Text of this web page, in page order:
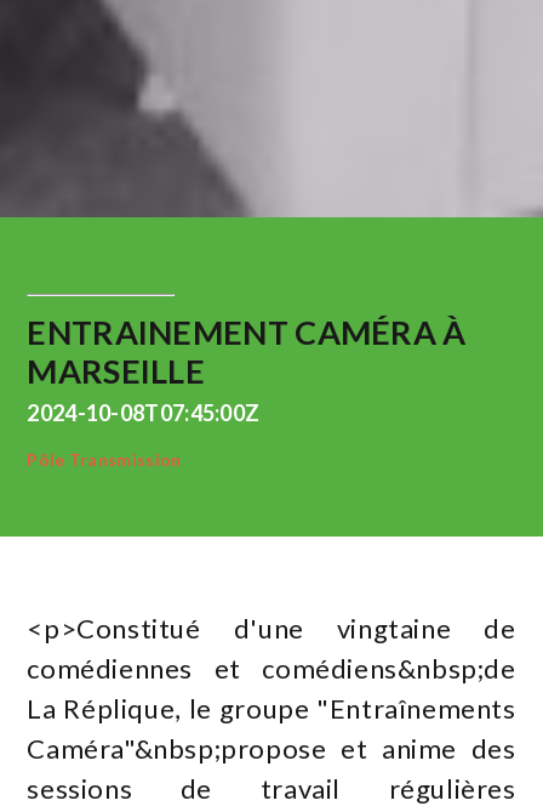
ENTRAINEMENT CAMÉRA À
MARSEILLE
2024-10-08T07:45:00Z
Pôle Transmission
<p>Constitué d'une vingtaine de
comédiennes et comédiens&nbsp;de
La Réplique, le groupe "Entraînements
Caméra"&nbsp;propose et anime des
sessions de travail régulières